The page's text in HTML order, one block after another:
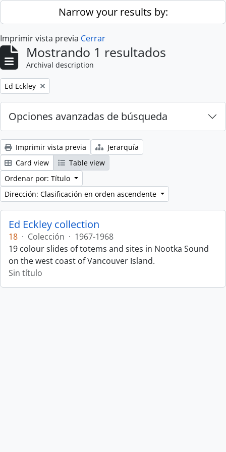
Skip to main contentNarrow your results by:
Imprimir vista previa Cerrar
Mostrando 1 resultados
Archival description
Remove filter:
Ed Eckley
Opciones avanzadas de búsqueda
Imprimir vista previa
Jerarquía
Card view
Table view
Ordenar por: Título
Dirección: Clasificación en orden ascendente
Ed Eckley collection
18 · Colección · 1967-1968
19 colour slides of totems and sites in Nootka Sound
on the west coast of Vancouver Island.
Sin título